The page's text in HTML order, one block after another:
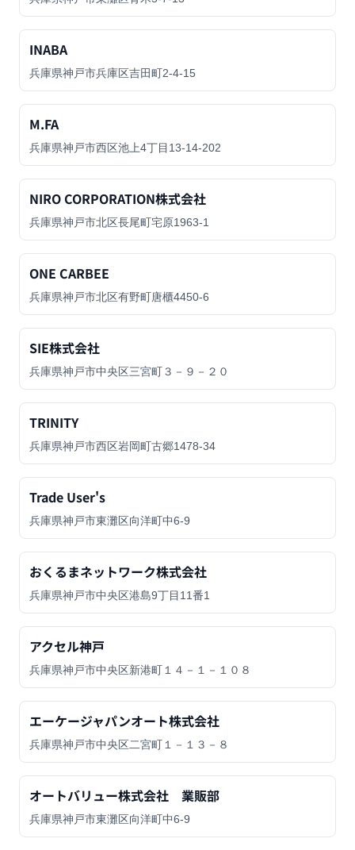
INABA
兵庫県神戸市兵庫区吉田町2-4-15
M.FA
兵庫県神戸市西区池上4丁目13-14-202
NIRO CORPORATION株式会社
兵庫県神戸市北区長尾町宅原1963-1
ONE CARBEE
兵庫県神戸市北区有野町唐櫃4450-6
SIE株式会社
兵庫県神戸市中央区三宮町３－９－２０
TRINITY
兵庫県神戸市西区岩岡町古郷1478-34
Trade User's
兵庫県神戸市東灘区向洋町中6-9
おくるまネットワーク株式会社
兵庫県神戸市中央区港島9丁目11番1
アクセル神戸
兵庫県神戸市中央区新港町１４－１－１０８
エーケージャパンオート株式会社
兵庫県神戸市中央区二宮町１－１３－８
オートバリュー株式会社 業販部
兵庫県神戸市東灘区向洋町中6-9